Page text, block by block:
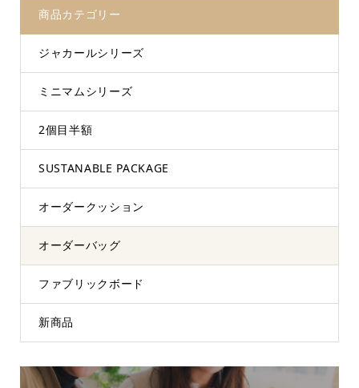
商品カテゴリー
ジャカールシリーズ
ミニマムシリーズ
2個目半額
SUSTANABLE PACKAGE
オーダークッション
オーダーバッグ
ファブリックボード
新商品